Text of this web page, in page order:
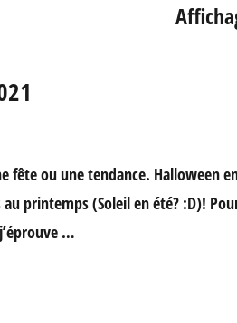
fête ou une tendance. Halloween
printemps (Soleil en été? :D)!
…